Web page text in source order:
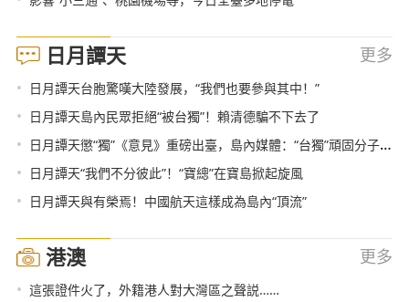
日月譚天 更多
• 日月譚天台胞驚嘆大陸發展，“我們也要參與其中！”
• 日月譚天島內民眾拒絕“被台獨”！賴清德騙不下去了
• 日月譚天懲“獨”《意見》重磅出臺，島內媒體：“台獨”頑固分子對號入座吧！
• 日月譚天“我們不分彼此”！“寶總”在寶島掀起旋風
• 日月譚天與有榮焉！中國航天這樣成為島內“頂流”
港澳 更多
• 這張證件火了，外籍港人對大灣區之聲説……